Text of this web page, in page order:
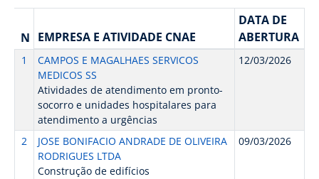
N EMPRESA E ATIVIDADE CNAE
DATA DE
ABERTURA
1
CAMPOS E MAGALHAES SERVICOS
MEDICOS SS
Atividades de atendimento em pronto-
socorro e unidades hospitalares para
atendimento a urgências
12/03/2026
2
JOSE BONIFACIO ANDRADE DE OLIVEIRA
RODRIGUES LTDA
Construção de edifícios
09/03/2026